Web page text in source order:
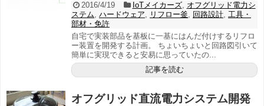
2016/4/19 IoTメイカーズ, オフグリッド電力シ
ステム, ハードウェア, リフロー釜, 回路設計, 工具・
部材・免許
自宅で実装部品を基板に一基にはんだ付けするリフロ
ー装置を開発する計画。 ちょいちょいと回路図引いて
簡単に実現できると安易に思っていたの...
記事を読む
オフグリッド直流電力システム開発